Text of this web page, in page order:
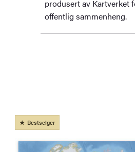
produsert av Kartverket
offentlig sammenheng.
Bestselger